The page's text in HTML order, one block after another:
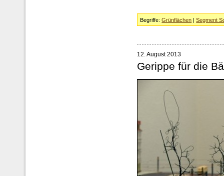
Begriffe:Grünflächen |Segment
12. August 2013
Gerippe für die